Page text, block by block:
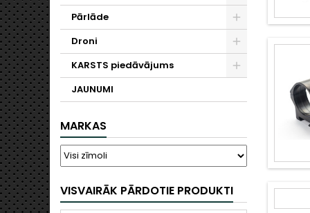
Pārlāde
Droni
KARSTS piedāvājums
JAUNUMI
MARKAS
VISVAIRĀK PĀRDOTIE PRODUKTI